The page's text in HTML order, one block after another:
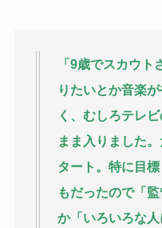
「9歳でスカウ
りたいとか音楽
く、むしろテレ
まま入りました。
タート。特に目
もだったので「
か「いろいろな